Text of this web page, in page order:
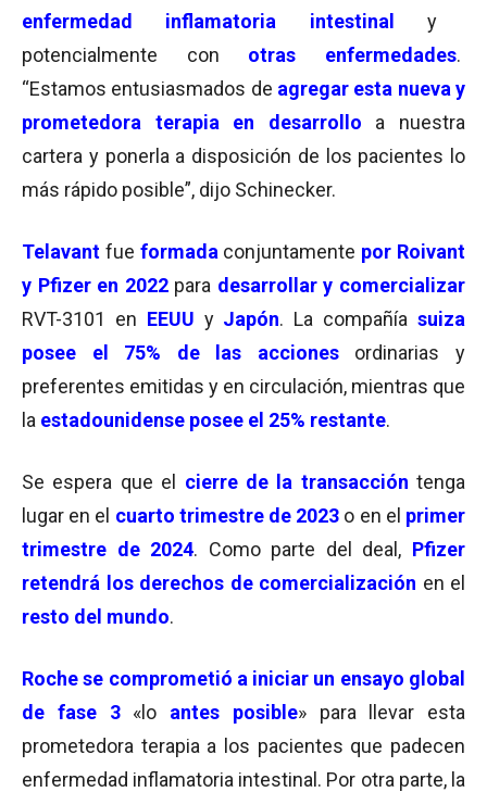
enfermedad inflamatoria intestinal
y
potencialmente con otras enfermedades.
“Estamos entusiasmados de agregar esta nueva y
prometedora terapia en desarrollo a nuestra
cartera y ponerla a disposición de los pacientes lo
más rápido posible”, dijo Schinecker.
Telavant fue formada conjuntamente por Roivant
y Pfizer en 2022 para desarrollar y comercializar
RVT-3101 en EEUU y Japón. La compañíasuiza
posee el 75% de las accionesordinarias y
preferentes emitidas y en circulación, mientras que
la estadounidense posee el 25% restante.
Se espera que el cierre de la transacción tenga
lugar en el cuarto trimestre de 2023 o en el primer
trimestre de 2024. Como parte del deal, Pfizer
retendrá los derechos de comercialización en el
resto del mundo.
Roche se comprometió a iniciar un ensayo global
de fase 3 «lo antes posible» para llevar esta
prometedora terapia a los pacientes que padecen
enfermedad inflamatoria intestinal. Por otra parte, la